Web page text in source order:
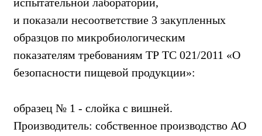
и показали несоответствие 3 закупленных
образцов по микробиологическим
показателям требованиям ТР ТС 021/2011 «О
безопасности пищевой продукции»:
образец № 1 - слойка с вишней.
Производитель: собственное производство АО